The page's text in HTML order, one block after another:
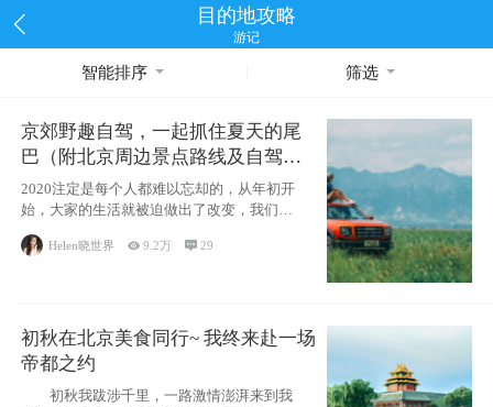
目的地攻略
游记
智能排序 筛选
京郊野趣自驾，一起抓住夏天的尾
巴（附北京周边景点路线及自驾攻
略）
2020注定是每个人都难以忘却的，从年初开
始，大家的生活就被迫做出了改变，我们也
不例外。本来双双辞职是为
Helen晓世界 9.2万 29
初秋在北京美食同行~ 我终来赴一场
帝都之约
初秋我跋涉千里，一路激情澎湃来到我